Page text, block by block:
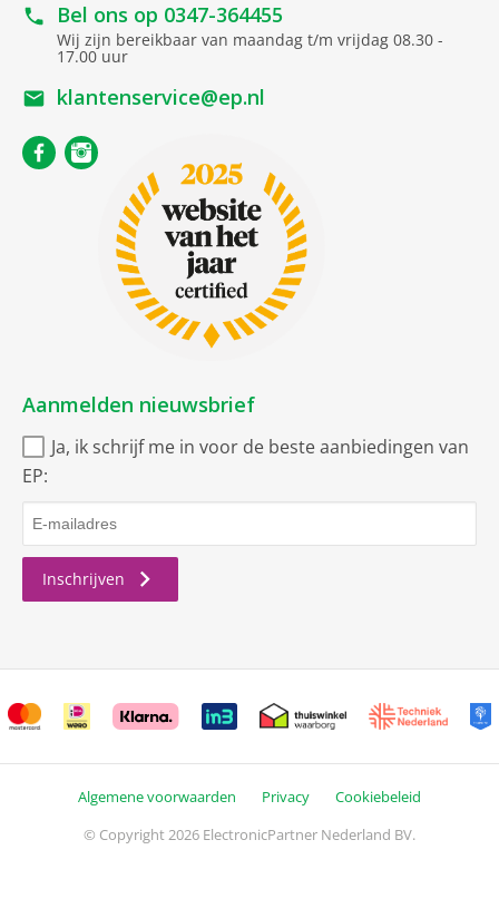
Bel ons op 0347-364455
Wij zijn bereikbaar van maandag t/m vrijdag 08.30 -
17.00 uur
klantenservice@ep.nl
Aanmelden nieuwsbrief
Ja, ik schrijf me in voor de beste aanbiedingen van
EP:
Inschrijven
Algemene voorwaarden Privacy
Cookiebeleid
© Copyright 2026 ElectronicPartner Nederland BV.